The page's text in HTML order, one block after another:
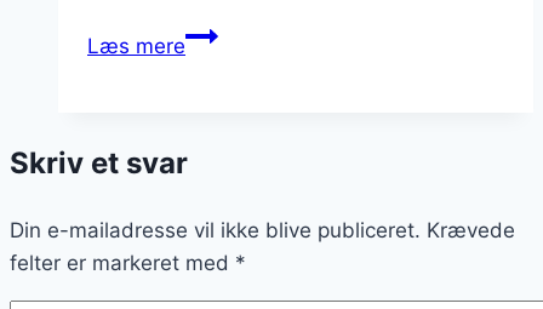
Læs mereRåvarer
til
riddere
Skriv et svar
Din e-mailadresse vil ikke blive publiceret. Krævede
felter er markeret med *